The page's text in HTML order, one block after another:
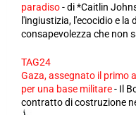
paradiso-di *Caitlin
l'ingiustizia, l'ecocidio e la
consapevolezza che non
TAG24
Gaza, assegnato il primo
per una base militare- Il
contratto di costruzione